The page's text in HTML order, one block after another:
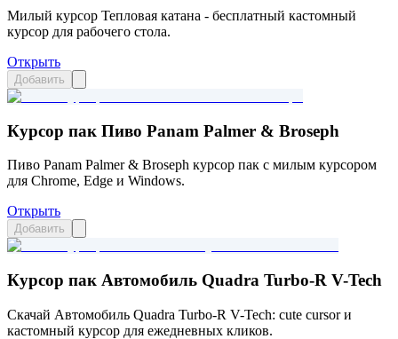
Милый курсор Тепловая катана - бесплатный кастомный
курсор для рабочего стола.
Открыть
Добавить
Курсор пак Пиво Panam Palmer & Broseph
Пиво Panam Palmer & Broseph курсор пак с милым курсором
для Chrome, Edge и Windows.
Открыть
Добавить
Курсор пак Автомобиль Quadra Turbo-R V-Tech
Скачай Автомобиль Quadra Turbo-R V-Tech: cute cursor и
кастомный курсор для ежедневных кликов.